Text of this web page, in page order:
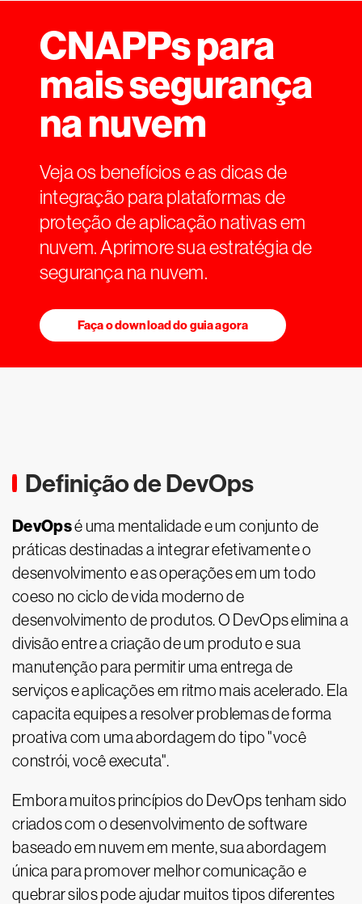
CNAPPs para
mais segurança
na nuvem
Veja os benefícios e as dicas de
integração para plataformas de
proteção de aplicação nativas em
nuvem. Aprimore sua estratégia de
segurança na nuvem.
Faça o download do guia agora
Definição de DevOps
DevOpsé uma mentalidade e um conjunto de
práticas destinadas a integrar efetivamente o
desenvolvimento e as operações em um todo
coeso no ciclo de vida moderno de
desenvolvimento de produtos. O DevOps elimina a
divisão entre a criação de um produto e sua
manutenção para permitir uma entrega de
serviços e aplicações em ritmo mais acelerado. Ela
capacita equipes a resolver problemas de forma
proativa com uma abordagem do tipo "você
constrói, você executa".
Embora muitos princípios do DevOps tenham sido
criados com o desenvolvimento de software
baseado em nuvem em mente, sua abordagem
única para promover melhor comunicação e
quebrar silos pode ajudar muitos tipos diferentes